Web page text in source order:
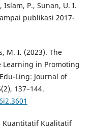
P., Sunan, U. I.
publikasi 2017-
M. I. (2023). The
Learning in Promoting
Ling: Journal of
137–144.
Kuantitatif Kualitatif